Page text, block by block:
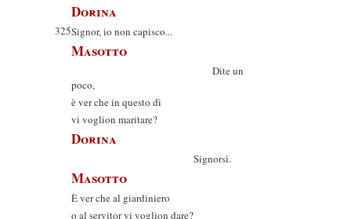
Dorina
325Signor, io non capisco...
Masotto
Dite un
poco,
è ver che in questo dì
vi voglion maritare?
Dorina
Signorsì.
Masotto
È ver che al giardiniero
o al servitor vi voglion dare?